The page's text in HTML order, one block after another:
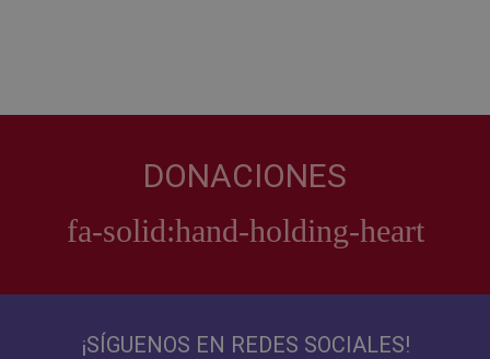
DONACIONES
¡SÍGUENOS EN REDES SOCIALES!